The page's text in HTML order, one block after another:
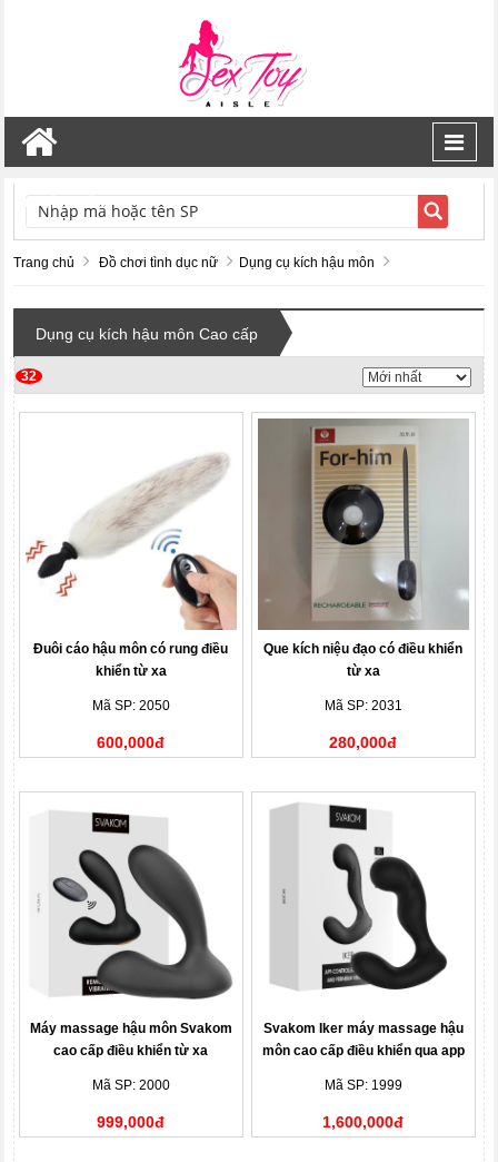
TÌM KIẾM
Trang chủ Đồ chơi tình dục nữ Dụng cụ kích hậu môn
Dụng cụ kích hậu môn Cao cấp
32
Đuôi cáo hậu môn có rung điều
khiển từ xa
Mã SP: 2050
600,000đ
Que kích niệu đạo có điều khiển
từ xa
Mã SP: 2031
280,000đ
Máy massage hậu môn Svakom
cao cấp điều khiển từ xa
Mã SP: 2000
999,000đ
Svakom Iker máy massage hậu
môn cao cấp điều khiển qua app
Mã SP: 1999
1,600,000đ